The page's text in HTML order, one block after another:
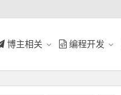
博主相关 编程开发